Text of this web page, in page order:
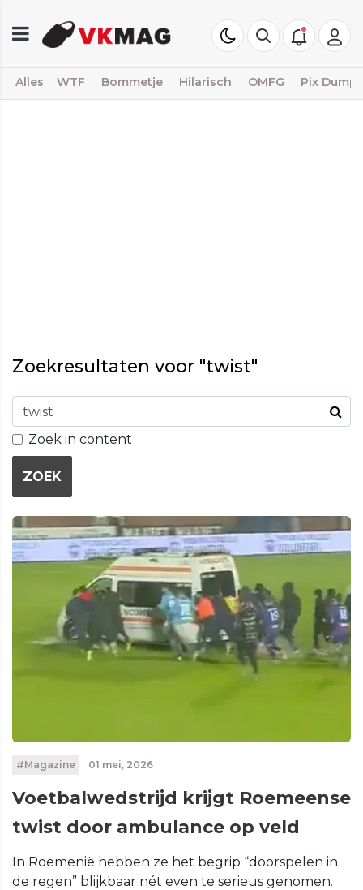
Alles WTF Bommetje Hilarisch OMFG Pix Dump
Zoekresultaten voor "twist"
Zoek in content
ZOEK
#Magazine 01 mei, 2026
Voetbalwedstrijd krijgt Roemeense
twist door ambulance op veld
In Roemenië hebben ze het begrip “doorspelen in
de regen” blijkbaar nét even te serieus genomen.